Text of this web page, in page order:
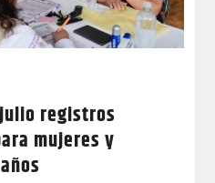
registros
mujeres y